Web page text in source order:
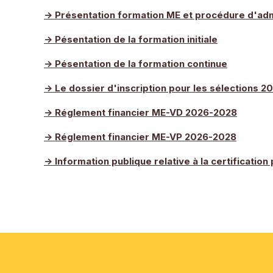
-> Présentation formation ME et procédure
-> Pésentation de la formation initiale
-> Pésentation de la formation continue
-> Le dossier d'inscription pour les sélections
-> Réglement financier ME-VD 2026-2028
-> Réglement financier ME-VP 2026-2028
-> Information publique relative à la certification